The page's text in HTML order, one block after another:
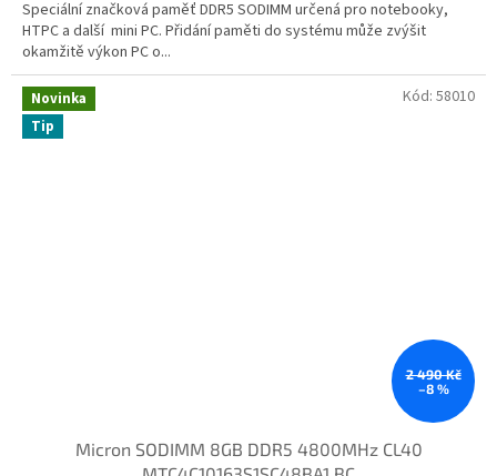
Speciální značková paměť DDR5 SODIMM určená pro notebooky,
HTPC a další mini PC. Přidání paměti do systému může zvýšit
okamžitě výkon PC o...
Novinka
Tip
2 490 Kč
–8 %
Micron SODIMM 8GB DDR5 4800MHz CL40
Kód: 58010